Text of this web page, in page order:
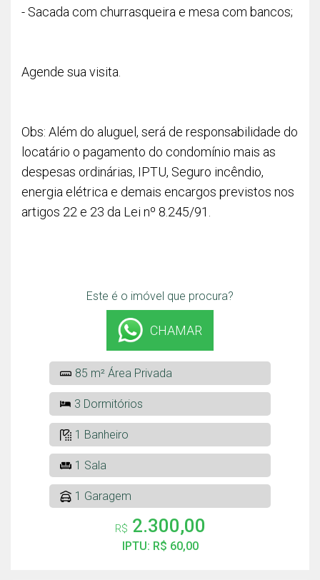
- Sacada com churrasqueira e mesa com bancos;
Agende sua visita.
Obs: Além do aluguel, será de responsabilidade do
locatário o pagamento do condomínio mais as
despesas ordinárias, IPTU, Seguro incêndio,
energia elétrica e demais encargos previstos nos
artigos 22 e 23 da Lei nº 8.245/91.
Este é o imóvel que procura?
CHAMAR
85 m² Área Privada
3 Dormitórios
1 Banheiro
1 Sala
1 Garagem
R$ 2.300,00
IPTU: R$ 60,00